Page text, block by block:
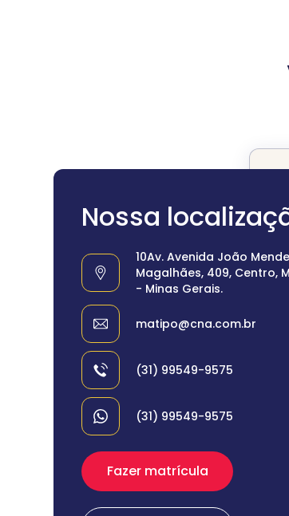
Nossa
10Av. Avenida João
Magalhães, 409, Centro,
- Minas Gerais.
matipo@cna.com.br
(31) 99549-9575
(31) 99549-9575
Fazer matrícula